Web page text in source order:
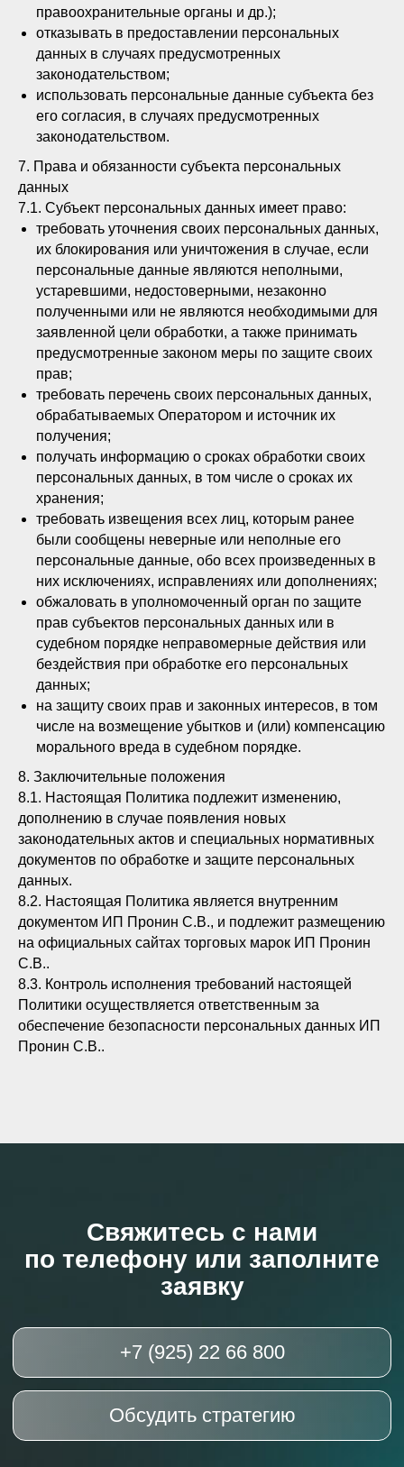
правоохранительные органы и др.);
отказывать в предоставлении персональных
данных в случаях предусмотренных
законодательством;
использовать персональные данные субъекта без
его согласия, в случаях предусмотренных
законодательством.
7. Права и обязанности субъекта персональных
данных
7.1. Субъект персональных данных имеет право:
требовать уточнения своих персональных данных,
их блокирования или уничтожения в случае, если
персональные данные являются неполными,
устаревшими, недостоверными, незаконно
полученными или не являются необходимыми для
заявленной цели обработки, а также принимать
предусмотренные законом меры по защите своих
прав;
требовать перечень своих персональных данных,
обрабатываемых Оператором и источник их
получения;
получать информацию о сроках обработки своих
персональных данных, в том числе о сроках их
хранения;
требовать извещения всех лиц, которым ранее
были сообщены неверные или неполные его
персональные данные, обо всех произведенных в
них исключениях, исправлениях или дополнениях;
обжаловать в уполномоченный орган по защите
прав субъектов персональных данных или в
судебном порядке неправомерные действия или
бездействия при обработке его персональных
данных;
на защиту своих прав и законных интересов, в том
числе на возмещение убытков и (или) компенсацию
морального вреда в судебном порядке.
8. Заключительные положения
8.1. Настоящая Политика подлежит изменению,
дополнению в случае появления новых
законодательных актов и специальных нормативных
документов по обработке и защите персональных
данных.
8.2. Настоящая Политика является внутренним
документом ИП Пронин С.В., и подлежит размещению
на официальных сайтах торговых марок ИП Пронин
С.В..
8.3. Контроль исполнения требований настоящей
Политики осуществляется ответственным за
обеспечение безопасности персональных данных ИП
Пронин С.В..
Политика конфиденциальности
Пользовательское соглашение